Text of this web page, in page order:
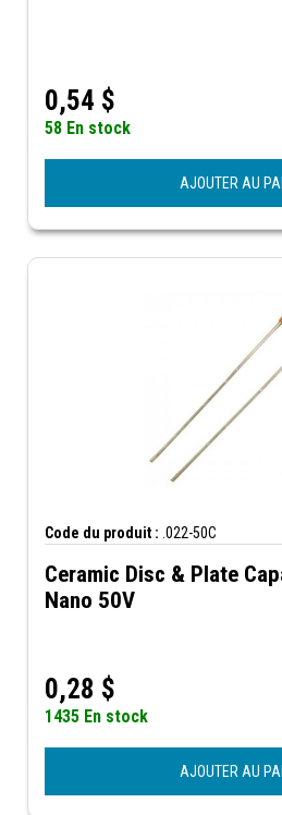
0,54 $
58 En stock
AJOUTER AU
Code du produit : .022-50C
Ceramic Disc & Plate
Nano 50V
0,28 $
1435 En stock
AJOUTER AU